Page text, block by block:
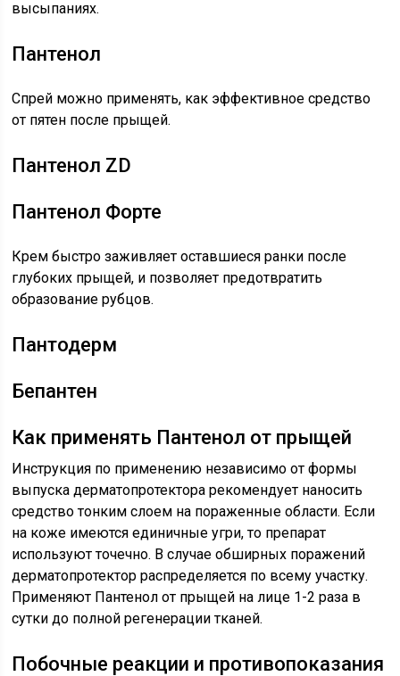
высыпаниях.
Пантенол
Спрей можно применять, как эффективное средство
от пятен после прыщей.
Пантенол ZD
Пантенол Форте
Крем быстро заживляет оставшиеся ранки после
глубоких прыщей, и позволяет предотвратить
образование рубцов.
Пантодерм
Бепантен
Как применять Пантенол от прыщей
Инструкция по применению независимо от формы
выпуска дерматопротектора рекомендует наносить
средство тонким слоем на пораженные области. Если
на коже имеются единичные угри, то препарат
используют точечно. В случае обширных поражений
дерматопротектор распределяется по всему участку.
Применяют Пантенол от прыщей на лице 1-2 раза в
сутки до полной регенерации тканей.
Побочные реакции и противопоказания